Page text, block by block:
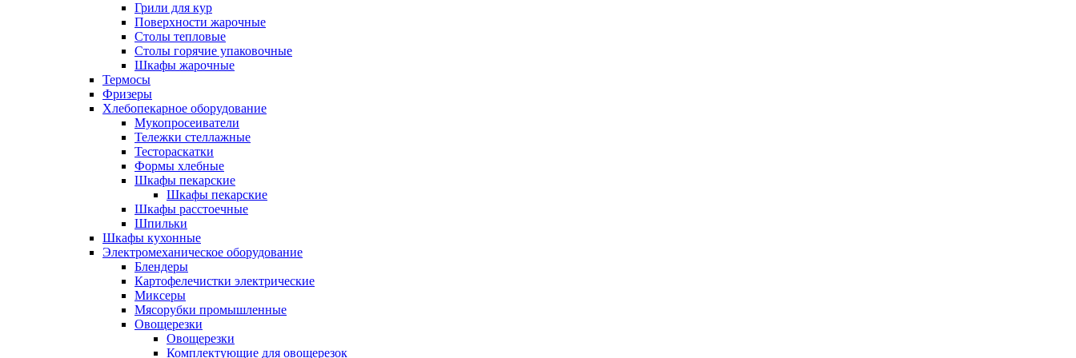
Грили для кур
Поверхности жарочные
Столы тепловые
Столы горячие упаковочные
Шкафы жарочные
Термосы
Фризеры
Хлебопекарное оборудование
Мукопросеиватели
Тележки стеллажные
Тестораскатки
Формы хлебные
Шкафы пекарские
Шкафы пекарские
Шкафы расстоечные
Шпильки
Шкафы кухонные
Электромеханическое оборудование
Блендеры
Картофелечистки электрические
Миксеры
Мясорубки промышленные
Овощерезки
Овощерезки
Комплектующие для овощерезок